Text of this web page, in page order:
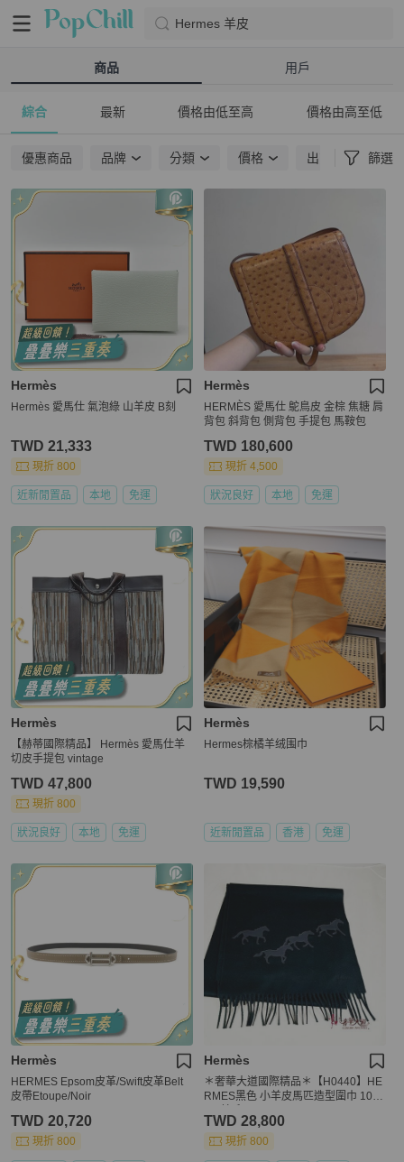
Hermes 羊皮
商品 用戶
綜合 最新 價格由低至高 價格由高至低
優惠商品 品牌 分類 價格 出貨地點 篩選
Hermès
Hermès 愛馬仕 氣泡綠 山羊皮 B刻
TWD 21,333
現折 800
近新閒置品 本地 免運
Hermès
HERMÈS 愛馬仕 鴕鳥皮 金棕 焦糖 肩
背包 斜背包 側背包 手提包 馬鞍包
TWD 180,600
現折 4,500
狀況良好 本地 免運
Hermès
【赫蒂國際精品】 Hermès 愛馬仕羊
切皮手提包 vintage
TWD 47,800
現折 800
狀況良好 本地 免運
Hermès
Hermes棕橘羊绒围巾
TWD 19,590
近新閒置品 香港 免運
Hermès
HERMES Epsom皮革/Swift皮革Belt
皮帶Etoupe/Noir
TWD 20,720
現折 800
Hermès
＊奢華大道國際精品＊【H0440】HE
RMES黑色 小羊皮馬匹造型圍巾 10
TWD 28,800
現折 800